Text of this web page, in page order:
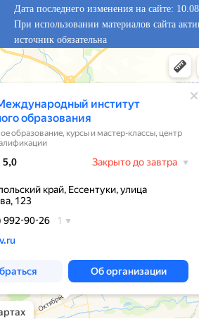
Дата последнего изменения на сайте:
При использовании материалов сайта
источник обязательна